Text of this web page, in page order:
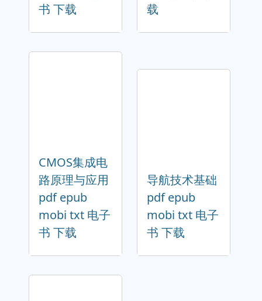
书 下载
载
CMOS集成电
路原理与应用
pdf epub
mobi txt 电子
书 下载
导航技术基础
pdf epub
mobi txt 电子
书 下载